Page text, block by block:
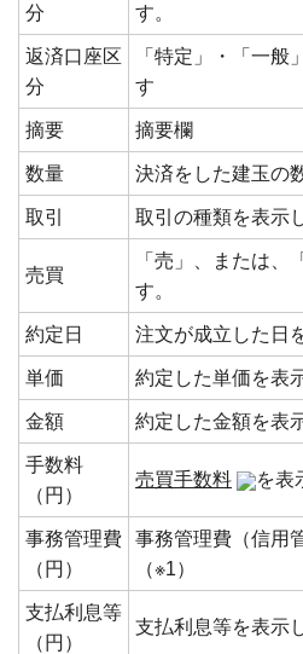
分
す。
返済口座区
分
「特定」・「一般
す
摘要 摘要欄
数量 決済をした建玉の
取引 取引の種類を表示
売買
「売」、または、
す。
約定日 注文が成立した日
単価 約定した単価を表
金額 約定した金額を表
手数料
（円）
売買手数料 を表
事務管理費
（円）
事務管理費（信用
（※1）
支払利息等
（円）
支払利息等を表示